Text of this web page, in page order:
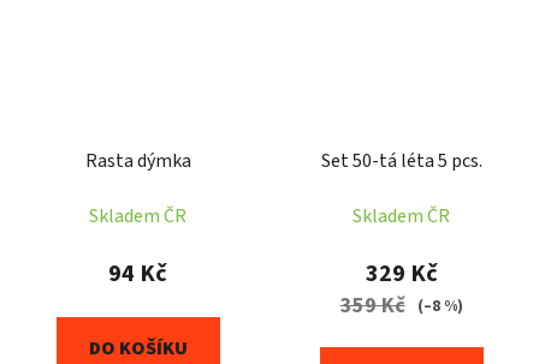
Rasta dýmka
Skladem ČR
94 Kč
DO KOŠÍKU
Set 50-tá léta 5 pcs.
Skladem ČR
329 Kč
359 Kč (–8 %)